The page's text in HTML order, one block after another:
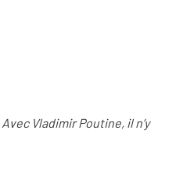
Vladimir Poutine, il n’y